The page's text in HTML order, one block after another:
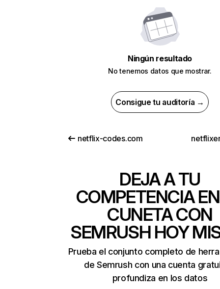
Ningún resultado
No tenemos datos que mostrar.
Consigue tu auditoría →
netflix-codes.com
DEJA A TU
COMPETENCIA
CUNETA CON
SEMRUSH HOY
Prueba el conjunto completo de
de Semrush con una cuenta
profundiza en los datos